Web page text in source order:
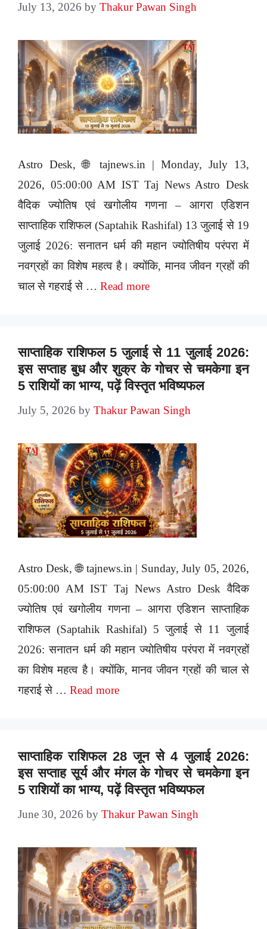
July 13, 2026 by Thakur Pawan Singh
Astro Desk, 🌐 tajnews.in | Monday, July 13,
2026, 05:00:00 AM IST Taj News Astro Desk
वैदिक ज्योतिष एवं खगोलीय गणना – आगरा एडिशन
साप्ताहिक राशिफल (Saptahik Rashifal) 13 जुलाई से 19
जुलाई 2026: सनातन धर्म की महान ज्योतिषीय परंपरा में
नवग्रहों का विशेष महत्व है। क्योंकि, मानव जीवन ग्रहों की
चाल से गहराई से … Read more
साप्ताहिक राशिफल 5 जुलाई से 11 जुलाई 2026:
इस सप्ताह बुध और शुक्र के गोचर से चमकेगा इन
5 राशियों का भाग्य, पढ़ें विस्तृत भविष्यफल
July 5, 2026 by Thakur Pawan Singh
Astro Desk, 🌐 tajnews.in | Sunday, July 05, 2026,
05:00:00 AM IST Taj News Astro Desk वैदिक
ज्योतिष एवं खगोलीय गणना – आगरा एडिशन साप्ताहिक
राशिफल (Saptahik Rashifal) 5 जुलाई से 11 जुलाई
2026: सनातन धर्म की महान ज्योतिषीय परंपरा में नवग्रहों
का विशेष महत्व है। क्योंकि, मानव जीवन ग्रहों की चाल से
गहराई से … Read more
साप्ताहिक राशिफल 28 जून से 4 जुलाई 2026:
इस सप्ताह सूर्य और मंगल के गोचर से चमकेगा इन
5 राशियों का भाग्य, पढ़ें विस्तृत भविष्यफल
June 30, 2026 by Thakur Pawan Singh